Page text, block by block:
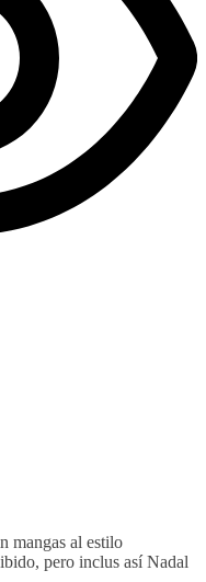
mangas al estilo
pero inclus así Nadal